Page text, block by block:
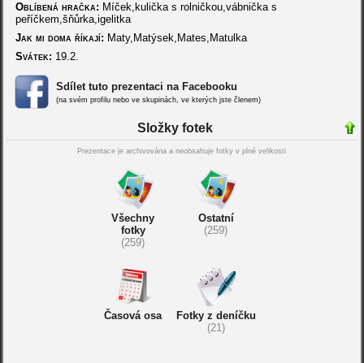
Oblíbená hračka: Míček,kulička s rolničkou,vábnička s
peříčkem,šňůrka,igelitka
Jak mi doma říkají: Maty,Matýsek,Mates,Matulka
Svátek: 19.2.
Sdílet tuto prezentaci na Facebooku
(na svém profilu nebo ve skupinách, ve kterých jste členem)
Složky fotek
Prezentace je archivována a neobsahuje fotky v plné velikosti
Všechny
fotky
(259)
Ostatní
(259)
Časová osa
Fotky z deníčku
(21)